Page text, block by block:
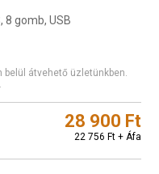
8 gomb, USB
átvehető üzletünkben.
28 900 Ft
22 756 Ft + Áfa